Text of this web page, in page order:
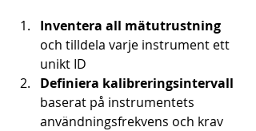
Inventera all mätutrustning
och tilldela varje instrument ett
unikt ID
Definiera kalibreringsintervall
baserat på instrumentets
användningsfrekvens och krav